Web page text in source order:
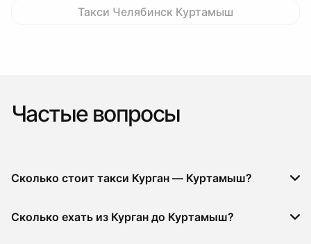
Такси Челябинск Куртамыш
Частые вопросы
Сколько стоит такси Курган — Куртамыш?
Сколько ехать из Курган до Куртамыш?